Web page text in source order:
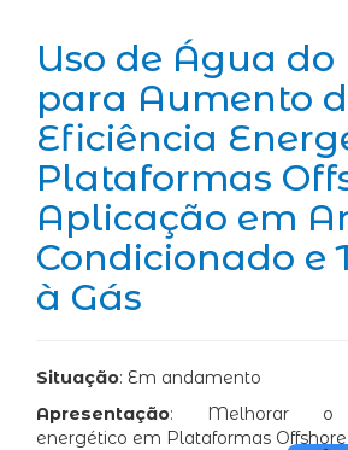
Uso de Água
para Aumento
Eficiência
Plataformas
Aplicação em
Condicionado e
à Gás
Situação: Em andamento
Apresentação: Melhorar o
energético em Plataformas